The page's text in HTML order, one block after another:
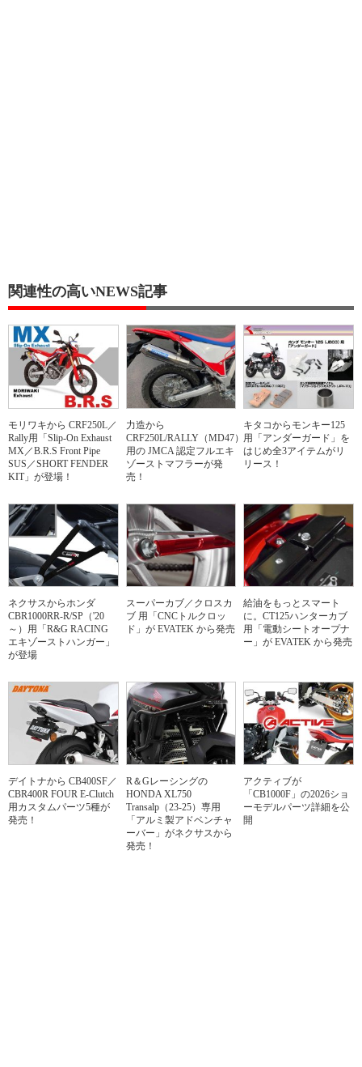
関連性の高いNEWS記事
モリワキから CRF250L／
Rally用「Slip-On Exhaust
MX／B.R.S Front Pipe
SUS／SHORT FENDER
KIT」が登場！
力造から
CRF250L/RALLY（MD47）
用の JMCA 認定フルエキ
ゾーストマフラーが発
売！
キタコからモンキー125
用「アンダーガード」を
はじめ全3アイテムがリ
リース！
ネクサスからホンダ
CBR1000RR-R/SP（'20
～）用「R&G RACING
エキゾーストハンガー」
が登場
スーパーカブ／クロスカ
ブ 用「CNCトルクロッ
ド」が EVATEK から発売
給油をもっとスマート
に。CT125ハンターカブ
用「電動シートオープナ
ー」が EVATEK から発売
デイトナから CB400SF／
CBR400R FOUR E-Clutch
用カスタムパーツ5種が
発売！
R＆Gレーシングの
HONDA XL750
Transalp（23-25）専用
「アルミ製アドベンチャ
ーバー」がネクサスから
発売！
アクティブが
「CB1000F」の2026ショ
ーモデルパーツ詳細を公
開